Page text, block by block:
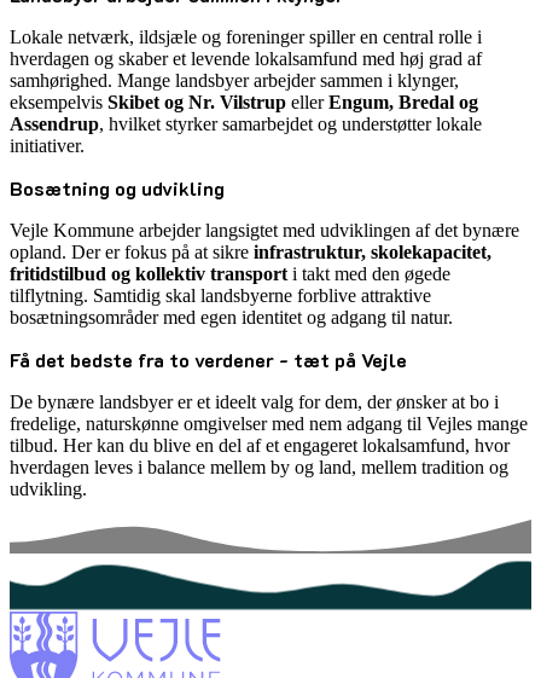
Lokale netværk, ildsjæle og foreninger spiller en central rolle i
hverdagen og skaber et levende lokalsamfund med høj grad af
samhørighed. Mange landsbyer arbejder sammen i klynger,
eksempelvis Skibet og Nr. Vilstrup ellerEngum, Bredal og
Assendrup, hvilket styrker samarbejdet og understøtter lokale
initiativer.
Bosætning og udvikling
Vejle Kommune arbejder langsigtet med udviklingen af det bynære
opland. Der er fokus på at sikre infrastruktur, skolekapacitet,
fritidstilbud og kollektiv transport i takt med den øgede
tilflytning. Samtidig skal landsbyerne forblive attraktive
bosætningsområder med egen identitet og adgang til natur.
Få det bedste fra to verdener - tæt på Vejle
De bynære landsbyer er et ideelt valg for dem, der ønsker at bo i
fredelige, naturskønne omgivelser med nem adgang til Vejles mange
tilbud. Her kan du blive en del af et engageret lokalsamfund, hvor
hverdagen leves i balance mellem by og land, mellem tradition og
udvikling.